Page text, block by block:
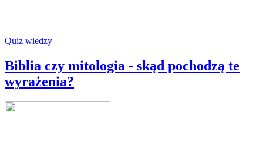
Quiz wiedzy
Biblia czy mitologia - skąd pochodzą te
wyrażenia?